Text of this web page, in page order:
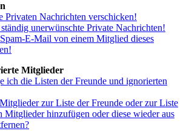
Privaten Nachrichten verschicken!
unerwünschte Private Nachrichten!
E-Mail von einem Mitglied dieses
Mitglieder
ich die Listen der Freunde und ignorierten
zur Liste der Freunde oder zur Liste
Mitglieder hinzufügen oder diese wieder aus